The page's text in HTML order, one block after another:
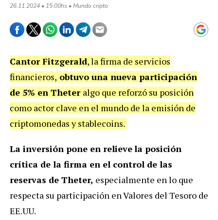
26.11.2024 • 15:00hs • Mundo cripto
Cantor Fitzgerald, la firma de servicios
financieros, obtuvo una nueva participación
de 5% en Theter algo que reforzó su posición
como actor clave en el mundo de la emisión de
criptomonedas y stablecoins.
La inversión pone en relievela posición
crítica de la firma en el control de las
reservas de Theter, especialmente en lo que
respecta su participación en Valores del Tesoro de
EE.UU.